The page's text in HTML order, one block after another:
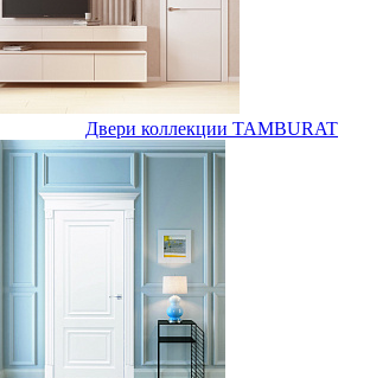
Двери коллекции TAMBURAT